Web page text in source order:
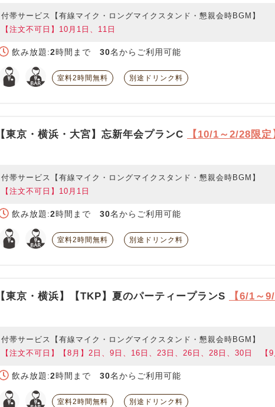
付帯サービス【有線マイク・ロングマイクスタンド・懇親会時BGM】
【注文不可日】10月1日、11日
飲み放題:2時間まで 30名からご利用可能
室料2時間無料 別途ドリンク料
【東京・横浜・大宮】忘新年会プランC 【10/1～2/28限定
付帯サービス【有線マイク・ロングマイクスタンド・懇親会時BGM】
【注文不可日】10月1日
飲み放題:2時間まで 30名からご利用可能
室料2時間無料 別途ドリンク料
【東京・横浜】【TKP】夏のパーティープランS 【6/1～
付帯サービス【有線マイク・ロングマイクスタンド・懇親会時BGM】
【注文不可日】【8月】2日、9日、16日、23日、26日、28日、30日 【
飲み放題:2時間まで 30名からご利用可能
室料2時間無料 別途ドリンク料